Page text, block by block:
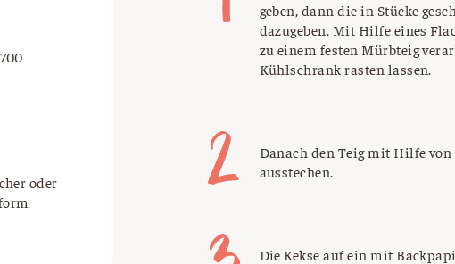
oder
geben, dann die in Stücke
dazugeben. Mit Hilfe eines
zu einem festen Mürbteig
Kühlschrank rasten lassen.
Danach den Teig mit Hilfe
ausstechen.
Die Kekse auf ein mit